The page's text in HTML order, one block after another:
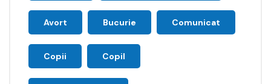
Avort Bucurie Comunicat
Copii Copil